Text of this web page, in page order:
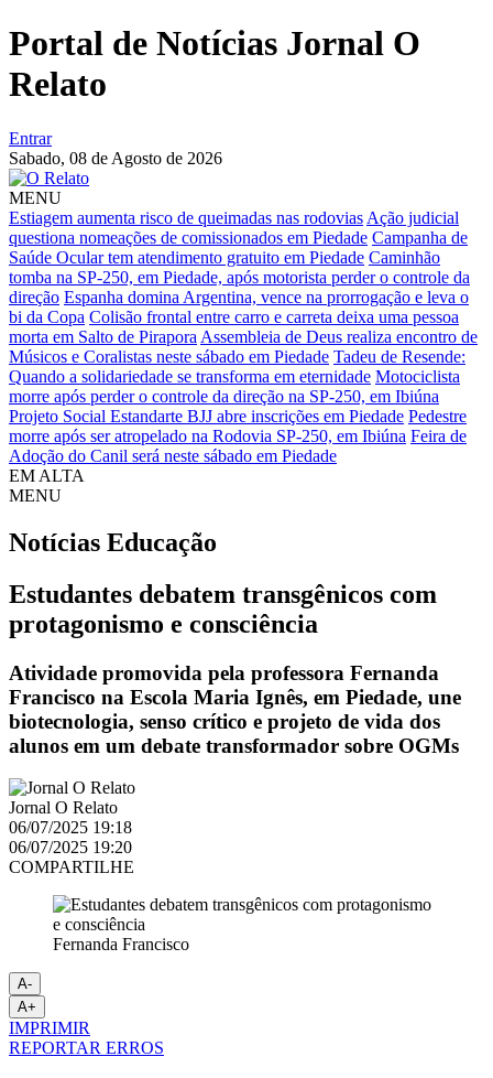
Portal de Notícias Jornal O
Relato
Entrar
Sabado, 08 de Agosto de 2026
MENU
Estiagem aumenta risco de queimadas nas rodovias Ação judicial
questiona nomeações de comissionados em Piedade Campanha de
Saúde Ocular tem atendimento gratuito em Piedade Caminhão
tomba na SP-250, em Piedade, após motorista perder o controle da
direção Espanha domina Argentina, vence na prorrogação e leva o
bi da Copa Colisão frontal entre carro e carreta deixa uma pessoa
morta em Salto de Pirapora Assembleia de Deus realiza encontro de
Músicos e Coralistas neste sábado em Piedade Tadeu de Resende:
Quando a solidariedade se transforma em eternidade Motociclista
morre após perder o controle da direção na SP-250, em Ibiúna
Projeto Social Estandarte BJJ abre inscrições em Piedade Pedestre
morre após ser atropelado na Rodovia SP-250, em Ibiúna Feira de
Adoção do Canil será neste sábado em Piedade
EM ALTA
MENU
Notícias Educação
Estudantes debatem transgênicos com
protagonismo e consciência
Atividade promovida pela professora Fernanda
Francisco na Escola Maria Ignês, em Piedade, une
biotecnologia, senso crítico e projeto de vida dos
alunos em um debate transformador sobre OGMs
Jornal O Relato
06/07/2025 19:18
06/07/2025 19:20
COMPARTILHE
Fernanda Francisco
A-
A+
IMPRIMIR
REPORTAR ERROS